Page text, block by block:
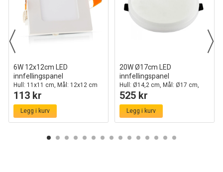
6W 12x12cm LED
innfellingspanel
Hull: 11x11 cm, Mål: 12x12 cm
113 kr
Legg i kurv
20W Ø17cm LED
innfellingspanel
Hull: Ø14,2 cm, Mål: Ø17 cm,
Samsung LED-chip
525 kr
Legg i kurv